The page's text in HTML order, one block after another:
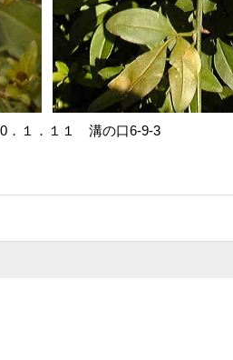
．１．１１ 溝の口6-9-3